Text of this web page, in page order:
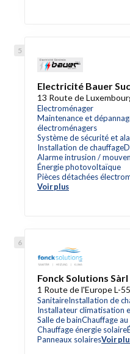
Electricité Bauer
13 Route de
Electroménager
Maintenance et
électroménagers
Système de sécurité et
Installation de chauffage
Alarme intrusion /
Énergie photovoltaïque
Pièces détachées
Voir plus
Fonck Solutions Sàrl
1 Route de l'Europe L-
SanitaireInstallation de
Installateur climatisation
Salle de bainChauffage au
Chauffage énergie solaire
Panneaux solairesVoir